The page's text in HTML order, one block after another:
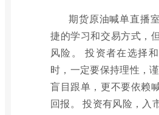
期货原油喊单直播
捷的学习和交易方式，
风险。 投资者在选择
时，一定要保持理性，
盲目跟单，更不要依赖
回报。 投资有风险，入